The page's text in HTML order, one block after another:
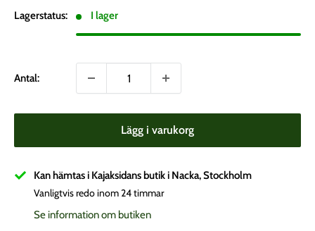
Lagerstatus: I lager
Antal:
Lägg i varukorg
Kan hämtas i Kajaksidans butik i Nacka, Stockholm
Vanligtvis redo inom 24 timmar
Se information om butiken